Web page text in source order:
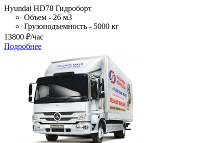
Hyundai HD78 Гидроборт
Объем - 26 м3
Грузоподъемность - 5000 кг
13800 ₽/час
Подробнее